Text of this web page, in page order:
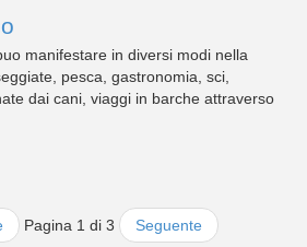
manifestare in diversi modi nella
pesca, gastronomia, sci,
dai cani, viaggi in barche attraverso
Pagina 1 di 3 Seguente